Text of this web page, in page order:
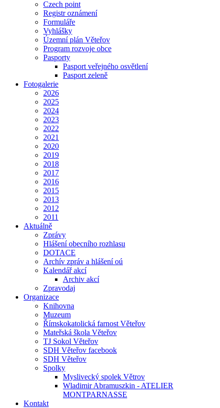
Czech point
Registr oznámení
Formuláře
Vyhlášky
Územní plán Věteřov
Program rozvoje obce
Pasporty
Pasport veřejného osvětlení
Pasport zeleně
Fotogalerie
2026
2025
2024
2023
2022
2021
2020
2019
2018
2017
2016
2015
2013
2012
2011
Aktuálně
Zprávy
Hlášení obecního rozhlasu
DOTACE
Archív zpráv a hlášení oú
Kalendář akcí
Archiv akcí
Zpravodaj
Organizace
Knihovna
Muzeum
Římskokatolická farnost Věteřov
Mateřská škola Věteřov
TJ Sokol Věteřov
SDH Věteřov facebook
SDH Věteřov
Spolky
Myslivecký spolek Větrov
Wladimir Abramuszkin - ATELIER
MONTPARNASSE
Kontakt